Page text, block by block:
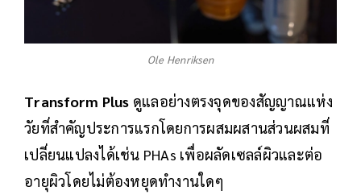
Ole Henriksen
Transform Plus ดูแลอย่างตรงจุดของสัญญาณแห่ง
วัยที่สำคัญประการแรกโดยการผสมผสานส่วนผสมที่
เปลี่ยนแปลงได้เช่น PHAs เพื่อผลัดเซลล์ผิวและต่อ
อายุผิวโดยไม่ต้องหยุดทำงานใดๆ